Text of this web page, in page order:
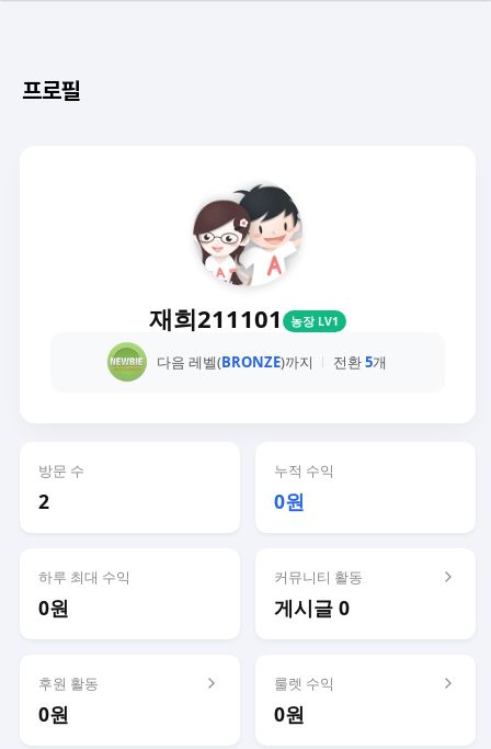
프로필
재희211101 농장 LV1
다음 레벨(BRONZE)까지 전환5개
방문 수
2
누적 수익
0원
하루 최대 수익
0원
커뮤니티 활동
게시글 0
후원 활동
0원
룰렛 수익
0원